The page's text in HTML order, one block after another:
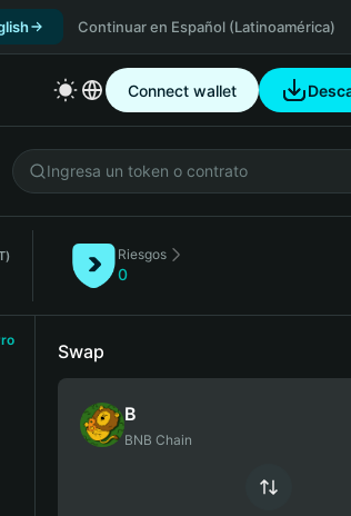
Continuar en Español (Latinoamérica)
Connect wallet
Riesgos
0
Swap
B
BNB Chain